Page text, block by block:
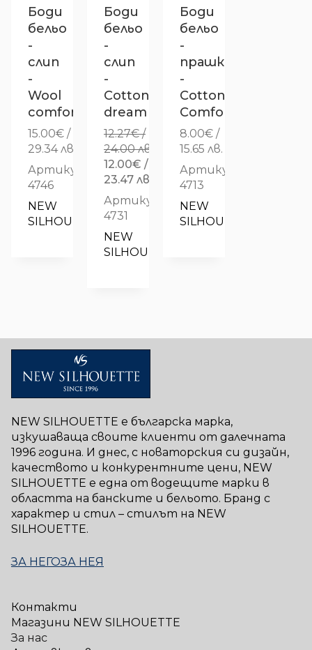
Боди
бельо
-
слип
-
Wool
comfort
15.00€ /
29.34 лв.
Артикул:
4746
NEW
SILHOUETTE
Боди
бельо
-
слип
-
Cotton
dream
12.27€/
24.00 лв.
Original
price
was:
12.27€
24.00 лв..
12.00€ /
23.47 лв.
Текущата
12.00€
Артикул:
4731
NEW
SILHOUETTE
Боди
бельо
-
прашка
-
Cotton
Comfort
8.00€ /
15.65 лв.
Артикул:
4713
NEW
SILHOUETTE
NEW SILHOUETTE е българска марка,
изкушаваща своите клиенти от далечната
1996 година. И днес, с новаторския си дизайн,
качеството и конкурентните цени, NEW
SILHOUETTE е една от водещите марки в
областта на банските и бельото. Бранд с
характер и стил – стилът на NEW
SILHOUETTE.
ЗА НЕГОЗА НЕЯ
Контакти
Магазини NEW SILHOUETTE
За нас